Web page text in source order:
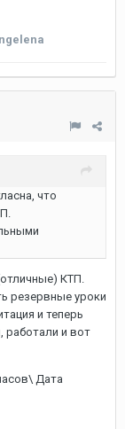
что
КТП.
резервные уроки
и теперь
работали и вот
Дата